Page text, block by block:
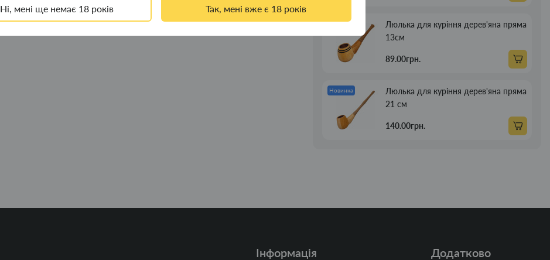
Ні, мені ще немає 18 років Так, мені вже є 18 років
Новинка
Люлька для куріння дерев'яна пряма
13см
89.00грн.
Новинка
Люлька для куріння дерев'яна пряма
21 см
140.00грн.
Інформація Додатково